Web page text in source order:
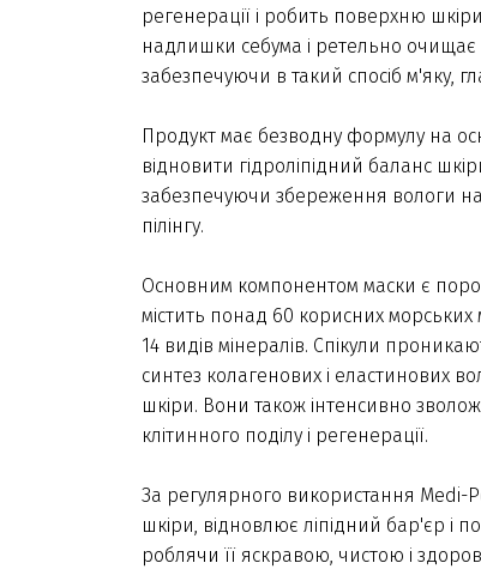
регенерації і робить поверхню
надлишки себума і ретельно
забезпечуючи в такий спосіб м'яку,
Продукт має безводну формулу на
відновити гідроліпідний баланс
забезпечуючи збереження вологи
пілінгу.
Основним компонентом маски є
містить понад 60 корисних морських
14 видів мінералів. Спікули
синтез колагенових і еластинових
шкіри. Вони також інтенсивно
клітинного поділу і регенерації.
За регулярного використання Medi-
шкіри, відновлює ліпідний бар'єр і
роблячи її яскравою, чистою і